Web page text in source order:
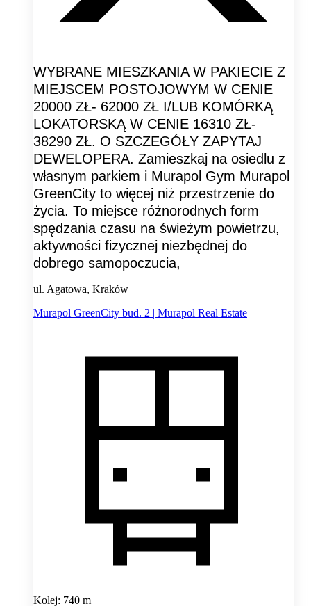
WYBRANE MIESZKANIA W PAKIECIE Z
MIEJSCEM POSTOJOWYM W CENIE
20000 ZŁ- 62000 ZŁ I/LUB KOMÓRKĄ
LOKATORSKĄ W CENIE 16310 ZŁ-
38290 ZŁ. O SZCZEGÓŁY ZAPYTAJ
DEWELOPERA. Zamieszkaj na osiedlu z
własnym parkiem i Murapol Gym Murapol
GreenCity to więcej niż przestrzenie do
życia. To miejsce różnorodnych form
spędzania czasu na świeżym powietrzu,
aktywności fizycznej niezbędnej do
dobrego samopoczucia,
ul. Agatowa, Kraków
Murapol GreenCity bud. 2 | Murapol Real Estate
Kolej: 740 m